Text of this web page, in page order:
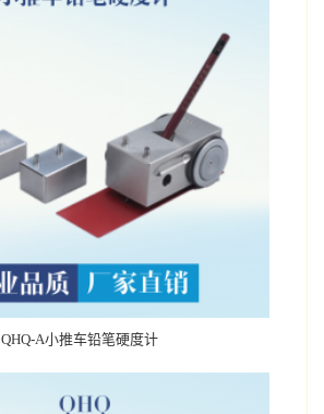
QHQ-A小推车铅笔硬度计